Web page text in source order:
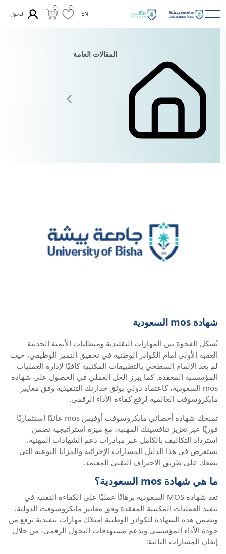
EN
0
0
الدخول
المقالات العامة
شهادة mos السعودية
تُشكل الفجوة بين المهارات التقليدية ومتطلبات الأتمتة الحديثة
العقبة الأولى أمام الكوادر الوطنية في تحقيق التميز الوظيفي، حيث
لم يعد الإلمام السطحي بالتطبيقات المكتبية كافيًا لإدارة العمليات
المؤسسية المعقدة. كما يبرز الحل العملي في الحصول على شهادة
mos السعودية، كاعتماد دولي يوثق جدارتك التنفيذية وفق معايير
مايكروسوفت العالمية لرفع كفاءة الأداء الرقمي.
تمنحك شهادة أخصائي مايكروسوفت أوفيس mos عائدًا استثماريًا
فوريًا عبر تعزيز تنافسيتك المهنية، مع ميزة استراتيجية تضمن
استرداد التكاليف بالكامل عبر مبادرات دعم الشهادات المهنية.
نستعرض في هذا الدليل المسارات الإجرائية والمزايا النوعية التي
تضعك على طريق الاحتراف التقني المعتمد.
ما هي شهادة mos السعودية؟
تعد شهادة MOS السعودية برهانًا عمليًا على الكفاءة التقنية في
تنفيذ العمليات المكتبية المعقدة وفق معايير مايكروسوفت الدولية.
وتضمن هذه الشهادة للكوادر الوطنية امتلاك مهارات تنفيذية ترفع من
جودة الأداء المؤسسي وتدعم مستهدفات التحول الرقمي، من خلال
إتقان المسارات التالية: